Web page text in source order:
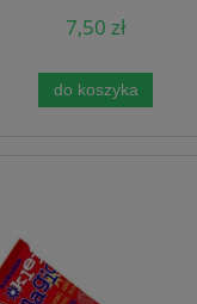
7,50 zł
do koszyka